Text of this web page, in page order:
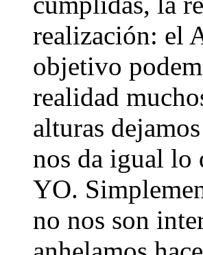
realización: el
objetivo
realidad
alturas
nos da igual lo
YO.
no nos son